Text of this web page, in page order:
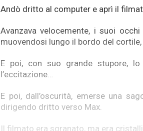
Andò dritto al computer e aprì il
Avanzava velocemente, i suoi
muovendosi lungo il bordo del
E poi, con suo grande stupore,
l’eccitazione…
E poi, dall’oscurità, emerse una
dirigendo dritto verso Max.
Il filmato era sgranato, ma era